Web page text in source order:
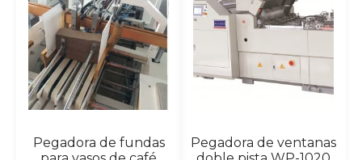
Pegadora de fundas
Pegadora de ventanas